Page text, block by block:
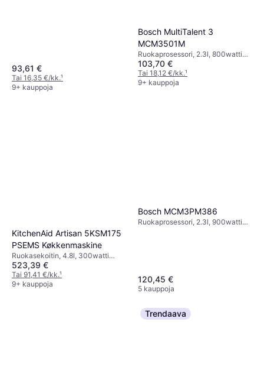
93,61 €
Tai 16,35 €/kk.¹
9+ kauppoja
Bosch MultiTalent 3
MCM3501M
Ruokaprosessori, 2.3l, 800watti
Turbo-/Pulssitoiminto,
Johtosäilytys,
Astianpesukoneenkestävät Osat,
103,70 €
Tai 18,12 €/kk.¹
9+ kauppoja
KitchenAid Artisan 5KSM175
PSEMS Køkkenmaskine
Ruokasekoitin, 4.8l, 300watti
Astianpesukoneenkestävät Osat,
Kansi syöttöaukolla,
Planeetta-/Orbitaaliliike,
523,39 €
Tai 91,41 €/kk.¹
9+ kauppoja
Bosch MCM3PM386
Ruokaprosessori, 2.3l, 900watti
120,45 €
5 kauppoja
Trendaava